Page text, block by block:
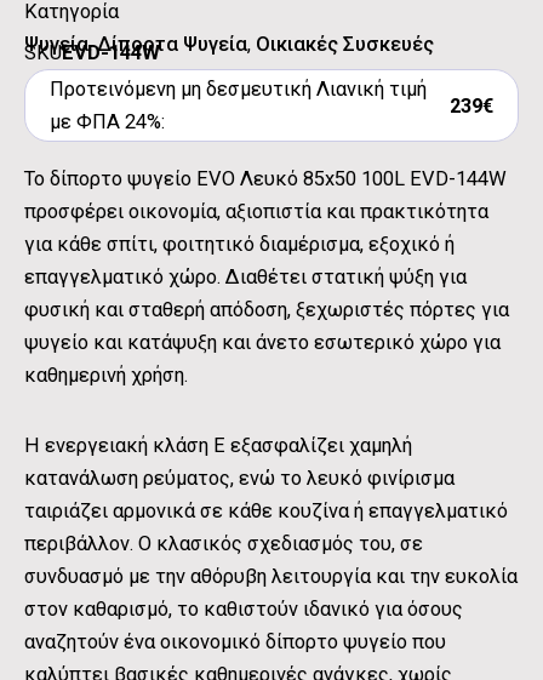
Κατηγορία
Ψυγεία,Δίπορτα Ψυγεία, Οικιακές Συσκευές
SKUEVD-144W
Προτεινόμενη μη δεσμευτική Λιανική τιμή
με ΦΠΑ 24%:
239€
Το δίπορτο ψυγείο EVO Λευκό 85x50 100L EVD-144W
προσφέρει οικονομία, αξιοπιστία και πρακτικότητα
για κάθε σπίτι, φοιτητικό διαμέρισμα, εξοχικό ή
επαγγελματικό χώρο. Διαθέτει στατική ψύξη για
φυσική και σταθερή απόδοση, ξεχωριστές πόρτες για
ψυγείο και κατάψυξη και άνετο εσωτερικό χώρο για
καθημερινή χρήση.
Η ενεργειακή κλάση Ε εξασφαλίζει χαμηλή
κατανάλωση ρεύματος, ενώ το λευκό φινίρισμα
ταιριάζει αρμονικά σε κάθε κουζίνα ή επαγγελματικό
περιβάλλον. Ο κλασικός σχεδιασμός του, σε
συνδυασμό με την αθόρυβη λειτουργία και την ευκολία
στον καθαρισμό, το καθιστούν ιδανικό για όσους
αναζητούν ένα οικονομικό δίπορτο ψυγείο που
καλύπτει βασικές καθημερινές ανάγκες, χωρίς